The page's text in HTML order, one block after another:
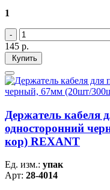
1
145 р.
Купить
Держатель кабеля
односторонний
кор) REXANT
Ед. изм.: упак
Арт: 28-4014